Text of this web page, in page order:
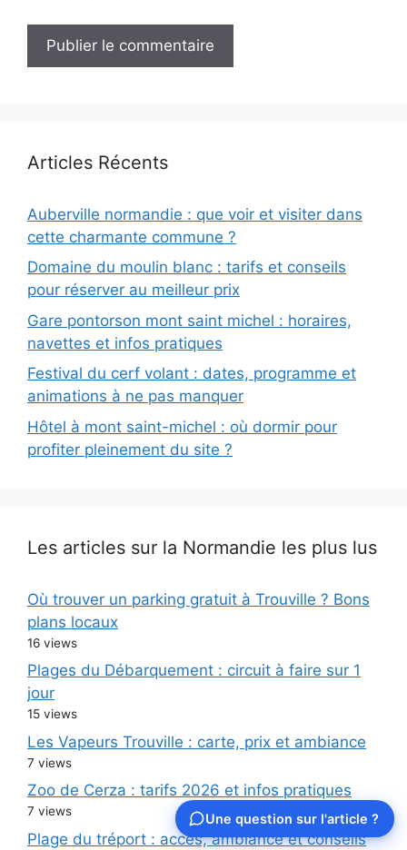
Articles Récents
Auberville normandie : que voir et visiter dans
cette charmante commune ?
Domaine du moulin blanc : tarifs et conseils
pour réserver au meilleur prix
Gare pontorson mont saint michel : horaires,
navettes et infos pratiques
Festival du cerf volant : dates, programme et
animations à ne pas manquer
Hôtel à mont saint-michel : où dormir pour
profiter pleinement du site ?
Les articles sur la Normandie les plus lus
Où trouver un parking gratuit à Trouville ? Bons
plans locaux
16 views
Plages du Débarquement : circuit à faire sur 1
jour
15 views
Les Vapeurs Trouville : carte, prix et ambiance
7 views
Zoo de Cerza : tarifs 2026 et infos pratiques
7 views
Plage du tréport : accès, ambiance et conseils
Une question sur l'article ?